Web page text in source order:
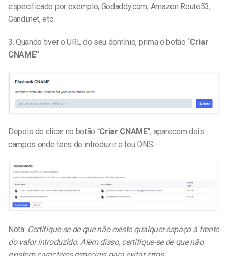
especificado por exemplo, Godaddy.com, Amazon Route53,
Gandi.net, etc.
3. Quando tiver o URL do seu domínio, prima o botão “Criar
CNAME”.
Depois de clicar no botão “Criar CNAME“, aparecem dois
campos onde tens de introduzir o teu DNS.
Nota: Certifique-se de que não existe qualquer espaço à frente
do valor introduzido. Além disso, certifique-se de que não